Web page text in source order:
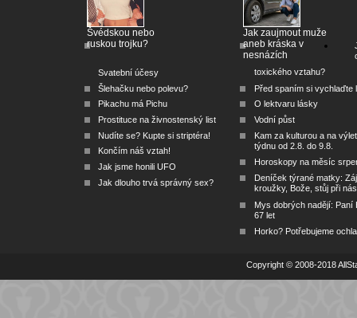
Švédskou nebo
ruskou trojku?
Svatební účesy
Šlehačku nebo polevu?
Pikachu má Pichu
Prostituce na živnostenský list
Nudíte se? Kupte si striptéra!
Končím náš vztah!
Jak jsme honili UFO
Jak dlouho trvá správný sex?
Jak zaujmout muže
aneb kráska v
nesnázích
toxického vztahu?
Před spaním si vychlaďte
O lektvaru lásky
Vodní půst
Kam za kulturou a na
týdnu od 2.8. do 9.8.
Horoskopy na měsíc
Deníček týrané matky:
kroužky, Bože, stůj při nás
Mys dobrých nadějí: Paní
67 let
Horko? Potřebujeme
Copyright © 2008-2018